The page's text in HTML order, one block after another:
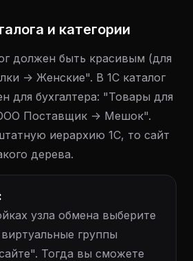
и категории
должен быть красивым (для
-> Женские". В 1С каталог
для бухгалтера: "Товары для
Поставщик -> Мешок".
иерархию 1С, то сайт
дерева.
узла обмена выберите
группы
Тогда вы сможете